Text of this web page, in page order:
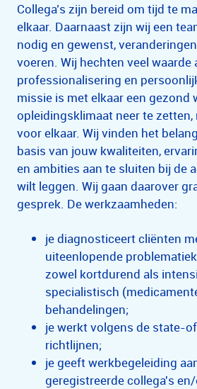
Collega’s zijn bereid om tijd te
elkaar. Daarnaast zijn wij een
nodig en gewenst,
voeren. Wij hechten veel waarde
professionalisering en
missie is met elkaar een gezond
opleidingsklimaat neer te
voor elkaar. Wij vinden het
basis van jouw kwaliteiten,
en ambities aan te sluiten bij de
wilt leggen. Wij gaan daarover
gesprek. De werkzaamheden:
je diagnosticeert cliënten
uiteenlopende
zowel kortdurend als
specialistisch
behandelingen;
je werkt volgens de state-
richtlijnen;
je geeft werkbegeleiding
geregistreerde collega's